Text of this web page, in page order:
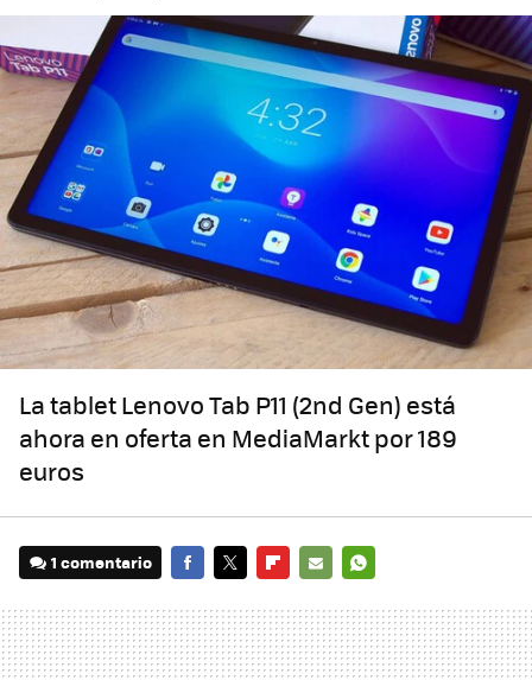
La tablet Lenovo Tab P11 (2nd Gen) está
ahora en oferta en MediaMarkt por 189
euros
1 comentario
MAIL